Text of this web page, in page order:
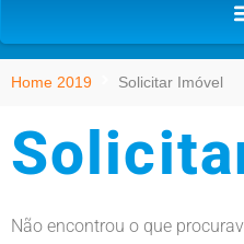
Home 2019 Solicitar Imóvel
Não encontrou o que